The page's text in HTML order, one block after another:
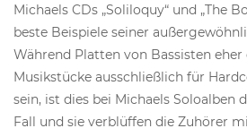
Michaels CDs „Soliloquy“ und „The
beste Beispiele seiner
Während Platten von Bassisten eher
Musikstücke ausschließlich für
sein, ist dies bei Michaels Soloalben
Fall und sie verblüffen die Zuhörer